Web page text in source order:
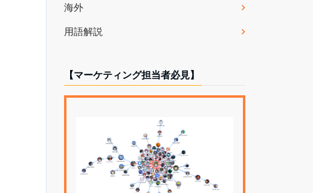
海外
用語解説
【マーケティング担当者必見】